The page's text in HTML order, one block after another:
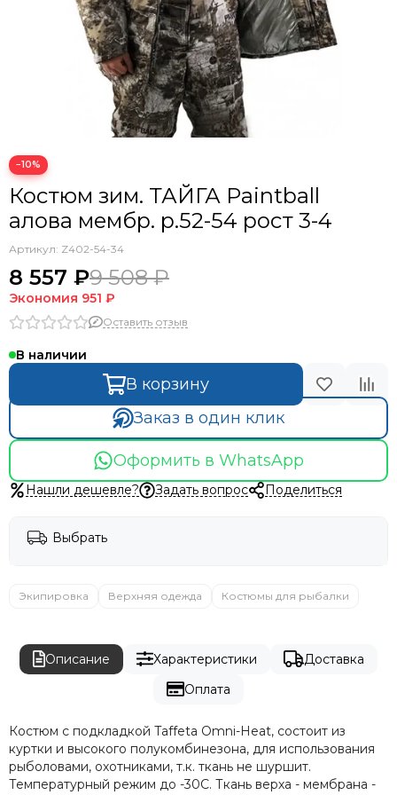
−10%
Костюм зим. ТАЙГА Paintball
алова мембр. р.52-54 рост 3-4
Артикул: Z402-54-34
8 557 ₽9 508 ₽
Экономия 951 ₽
Оставить отзыв
В наличии
В корзину
Заказ в один клик
Оформить в WhatsApp
Нашли дешевле? Задать вопрос Поделиться
Выбрать
Экипировка Верхняя одежда Костюмы для рыбалки
Описание Характеристики
Доставка
Оплата
Костюм с подкладкой Taffeta Omni-Heat, состоит из
куртки и высокого полукомбинезона, для использования
рыболовами, охотниками, т.к. ткань не шуршит.
Температурный режим до -30С. Ткань верха - мембрана -